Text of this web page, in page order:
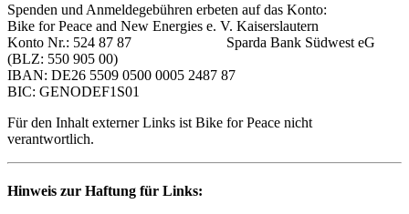
Spenden und Anmeldegebühren erbeten auf das Konto:
Bike for Peace and New Energies e. V. Kaiserslautern
Konto Nr.: 524 87 87 Sparda Bank Südwest eG
(BLZ: 550 905 00)
IBAN: DE26 5509 0500 0005 2487 87
BIC: GENODEF1S01
Für den Inhalt externer Links ist Bike for Peace nicht
verantwortlich.
Hinweis zur Haftung für Links: